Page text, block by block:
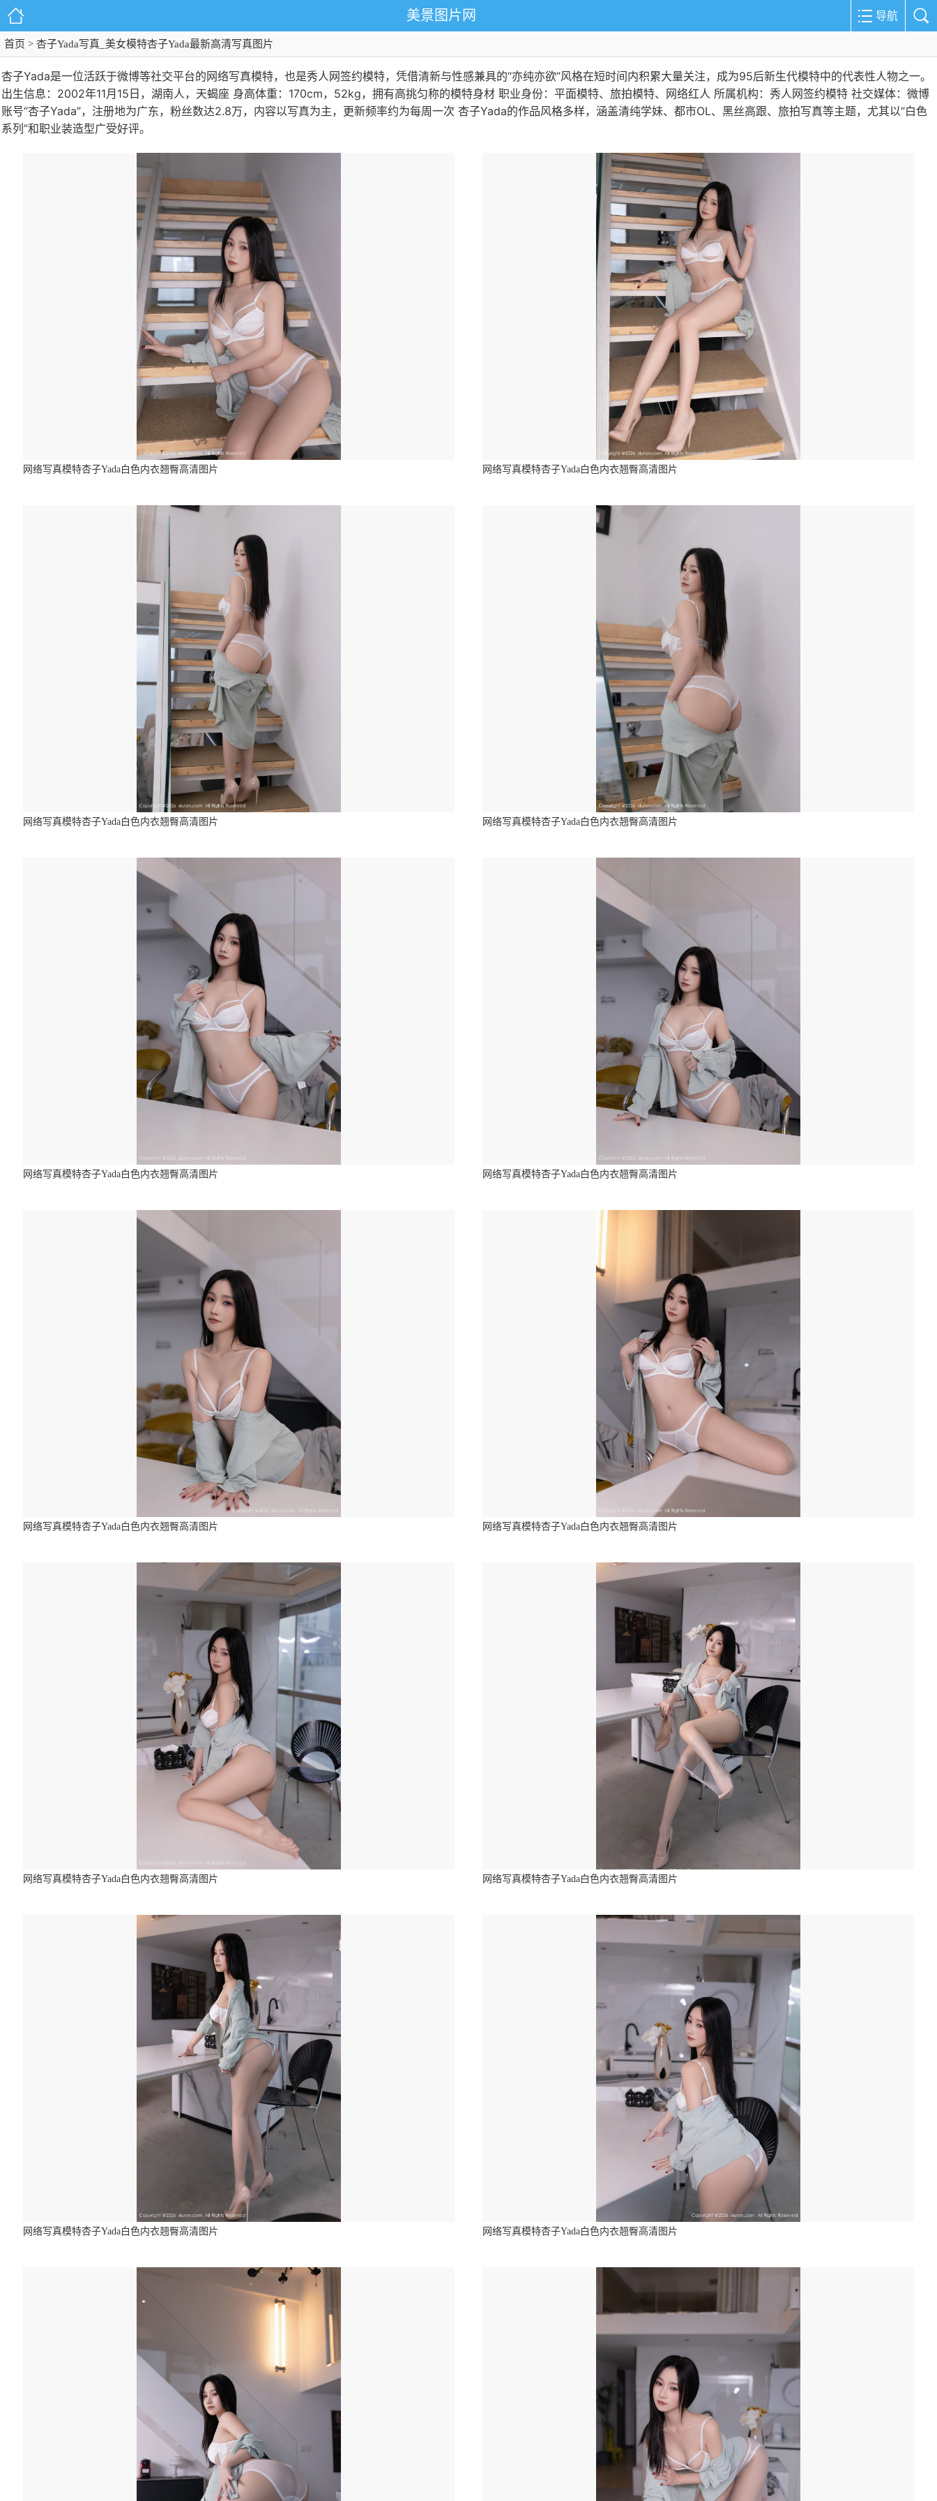
美景图片网 导航
首页 > 杏子Yada写真_美女模特杏子Yada最新高清写真图片
杏子Yada是一位活跃于微博等社交平台的网络写真模特，也是秀人网签约模特，凭借清新与性感兼具的“亦纯亦欲”风格在短时间内积累大量关注，成为95后新生代模特中的代表性人物之一。 ‌
出生信息‌：2002年11月15日，湖南人，天蝎座 ‌身高体重‌：170cm，52kg，拥有高挑匀称的模特身材 ‌职业身份‌：平面模特、旅拍模特、网络红人 ‌所属机构‌：秀人网签约模特 ‌社交媒体‌：微博
账号“杏子Yada”，注册地为广东，粉丝数达2.8万，内容以写真为主，更新频率约为每周一次 杏子Yada的作品风格多样，涵盖清纯学妹、都市OL、黑丝高跟、旅拍写真等主题，尤其以“白色
系列”和职业装造型广受好评。
网络写真模特杏子Yada白色内衣翘臀高清图片 网络写真模特杏子Yada白色内衣翘臀高清图片
网络写真模特杏子Yada白色内衣翘臀高清图片 网络写真模特杏子Yada白色内衣翘臀高清图片
网络写真模特杏子Yada白色内衣翘臀高清图片 网络写真模特杏子Yada白色内衣翘臀高清图片
网络写真模特杏子Yada白色内衣翘臀高清图片 网络写真模特杏子Yada白色内衣翘臀高清图片
网络写真模特杏子Yada白色内衣翘臀高清图片 网络写真模特杏子Yada白色内衣翘臀高清图片
网络写真模特杏子Yada白色内衣翘臀高清图片 网络写真模特杏子Yada白色内衣翘臀高清图片